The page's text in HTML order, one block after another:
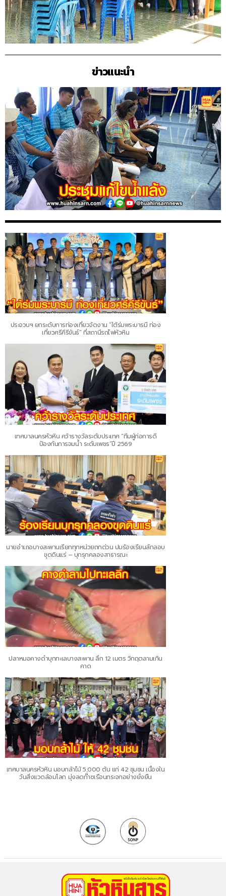
ข่าวแนะนำ
ประจวบฯ ยกระดับการท่องเที่ยวจัดงาน “ใต้ร่มพระบารมี ท่อง
เที่ยวศรีคีรีขันธ์” ที่สถานีรถไฟหัวหิน
เทศบาลนครหัวหิน คว้ารางวัลระดับประเทศ “ทีมผู้ก่อการดี
ป้องกันการจมน้ำ ระดับเพชร”ปี 2569
นายอำเภอบางสะพานเรียกทุกหน่วยถกด่วน ปมร้องเรียนลักลอบ
ขุดดินแร่ – บุกรุกคลองสาธารณะ
ปลาหมอคางดำบุกทะเลบางสะพาน ลึก 12 เมตร วิกฤตลามเกิน
คาด
เทศบาลนครหัวหิน มอบกล้าไม้ 5,000 ต้น แก่ 42 ชุมชน เนื่องใน
วันสิ่งแวดล้อมโลก มุ่งลดก๊าซเรือนกระจกอย่างยั่งยืน